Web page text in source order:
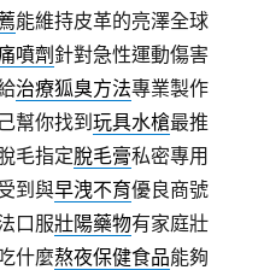
能維持皮革的亮澤全球
噴劑針對急性運動傷害
治療狐臭方法專業製作
幫你找到玩具水槍最推
毛指定脫毛膏私密專用
到與早洩不育優良商號
口服壯陽藥物有家庭壯
什麼熬夜保健食品能夠